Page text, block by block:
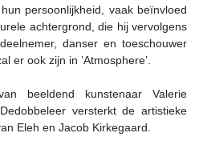
persoonlijkheid, vaak beïnvloed
achtergrond, die hij vervolgens
danser en toeschouwer
er ook zijn in ’Atmosphere’.
beeldend kunstenaar Valerie
versterkt de artistieke
Eleh en Jacob Kirkegaard.